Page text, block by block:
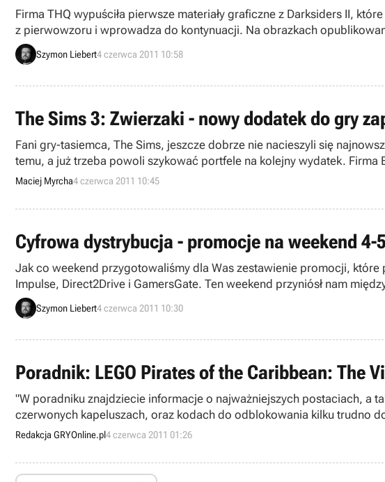
Firma THQ wypuściła pierwsze materiały graficzne z Darksiders II,
z pierwowzoru i wprowadza do kontynuacji. Na obrazkach opublikowanych przez magazyn
z Czterech Jeźdźców Apokalipsy.
Szymon Liebert4 czerwca 2011 10:58
The Sims 3: Zwierzaki - nowy dodatek do gry
Fani gry-tasiemca, The Sims, jeszcze dobrze nie nacieszyli się
temu, a już trzeba powoli szykować portfele na kolejny wydatek.
wprowadzający do rozgrywki, zgodnie z nazwą, zwierzęta.
Maciej Myrcha4 czerwca 2011 10:45
Cyfrowa dystrybucja - promocje na weekend
Jak co weekend przygotowaliśmy dla Was zestawienie promocji,
Impulse, Direct2Drive i GamersGate. Ten weekend przyniósł nam
Szymon Liebert4 czerwca 2011 10:30
Poradnik: LEGO Pirates of the Caribbean: The
"W poradniku znajdziecie informacje o najważniejszych postaciach, a
czerwonych kapeluszach, oraz kodach do odblokowania kilku trudno
Redakcja GRYOnline.pl4 czerwca 2011 01:26